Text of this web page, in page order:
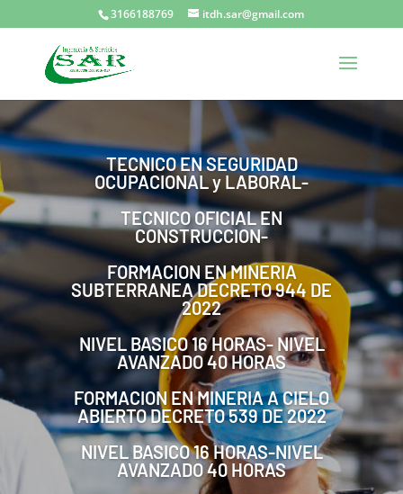
3166188769 itdh.sar@gmail.com
TECNICO EN SEGURIDAD
OCUPACIONAL y LABORAL-
TECNICO OFICIAL EN
CONSTRUCCION-
FORMACION EN MINERIA
SUBTERRANEA DECRETO 944 DE
2022
NIVEL BASICO 16 HORAS- NIVEL
AVANZADO 40 HORAS
FORMACION EN MINERIA A CIELO
ABIERTO DECRETO 539 DE 2022
NIVEL BASICO 16 HORAS-NIVEL
AVANZADO 40 HORAS